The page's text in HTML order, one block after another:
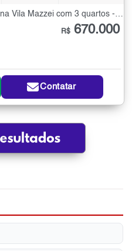
Condomínio Fechado à Venda na Vila Mazzei com 3 quartos - 120 m²
R$ 670.000
Contatar